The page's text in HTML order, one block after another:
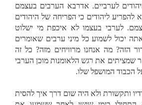
לערביים. אדרבא הערבים בעצמם
להפריע ליהודים כי הפריחה של היהודים
לערבי בעצמו לא איכפת מי ישלוט
יכול לשמוע כל מיני ערבים שאומרים
הזה? מה אנחנו מרוויחים מזה? כל זה
שמציתים את רגש הלאומנות מוכן הערבי
הכבוד המושפל שלו.
ותקשורת ולא היה שום דרך איך להסית